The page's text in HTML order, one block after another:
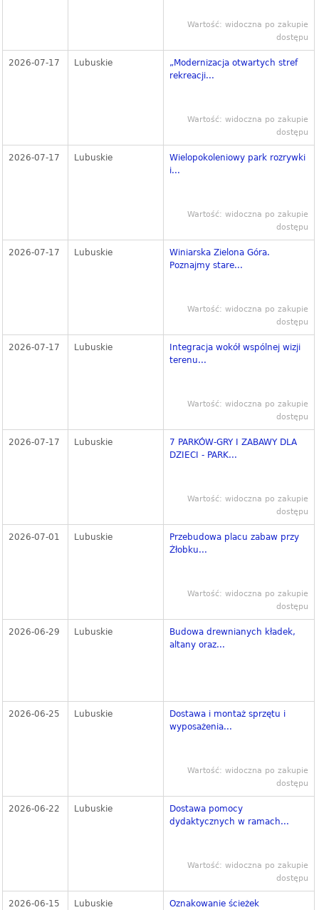
Wartość: widoczna po zakupie
dostępu
2026-07-17 Lubuskie
„Modernizacja otwartych stref
rekreacji...
Wartość: widoczna po zakupie
dostępu
2026-07-17 Lubuskie
Wielopokoleniowy park rozrywki
i...
Wartość: widoczna po zakupie
dostępu
2026-07-17 Lubuskie
Winiarska Zielona Góra.
Poznajmy stare...
Wartość: widoczna po zakupie
dostępu
2026-07-17 Lubuskie
Integracja wokół wspólnej wizji
terenu...
Wartość: widoczna po zakupie
dostępu
2026-07-17 Lubuskie
7 PARKÓW-GRY I ZABAWY DLA
DZIECI - PARK...
Wartość: widoczna po zakupie
dostępu
2026-07-01 Lubuskie
Przebudowa placu zabaw przy
Żłobku...
Wartość: widoczna po zakupie
dostępu
2026-06-29 Lubuskie
Budowa drewnianych kładek,
altany oraz...
2026-06-25 Lubuskie
Dostawa i montaż sprzętu i
wyposażenia...
Wartość: widoczna po zakupie
dostępu
2026-06-22 Lubuskie
Dostawa pomocy
dydaktycznych w ramach...
Wartość: widoczna po zakupie
dostępu
2026-06-15 Lubuskie
Oznakowanie ścieżek